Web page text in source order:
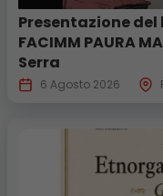
Presentazione del
FACIMM PAURA
Serra
6 Agosto 2026